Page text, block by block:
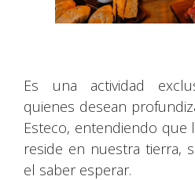
Es una actividad
quienes desean
Esteco, entendiendo que
reside en nuestra tierra,
el saber esperar.